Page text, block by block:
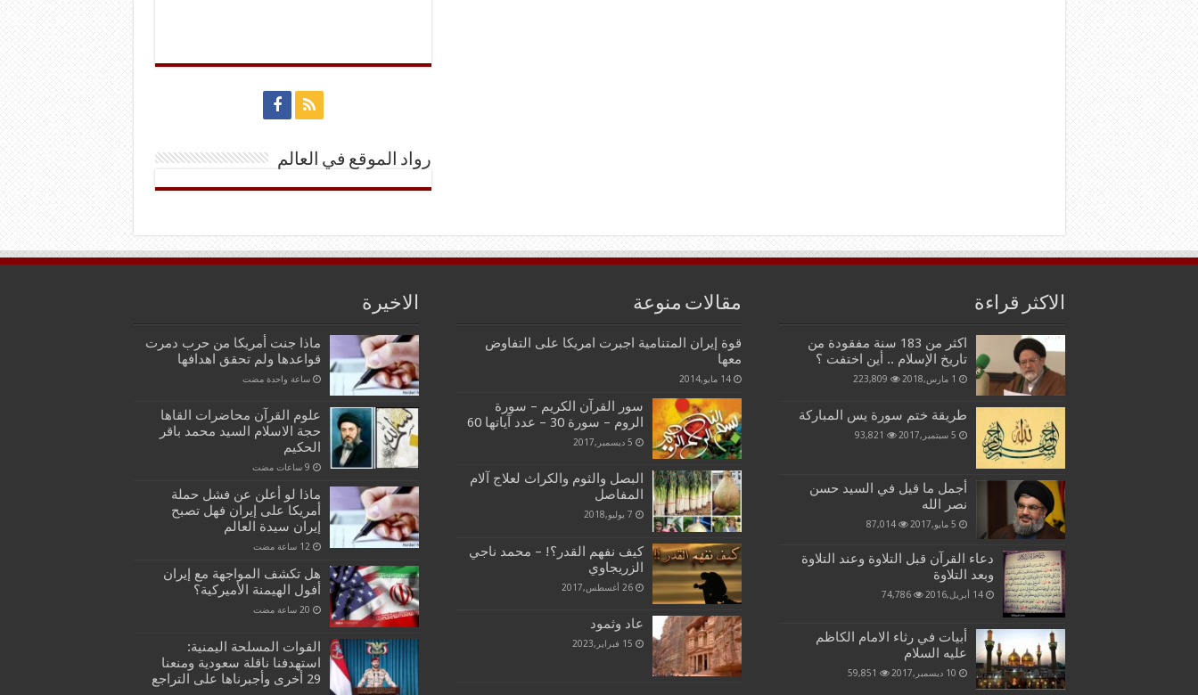
رواد الموقع في العالم
الاكثر قراءة
اكثر من 183 سنة مفقودة من
تاريخ الإسلام .. أين اختفت ؟
1 مارس,2018 223,809
طريقة ختم سورة يس المباركة
5 سبتمبر,2017 93,821
أجمل ما قيل في السيد حسن
نصر الله
5 مايو,2017 87,014
دعاء القرآن قبل التلاوة وعند التلاوة
وبعد التلاوة
14 أبريل,2016 74,786
أبيات في رثاء الامام الكاظم
عليه السلام
10 ديسمبر,2017 59,851
مقالات منوعة
قوة إيران المتنامية اجبرت امريكا على التفاوض
معها
14 مايو,2014
سور القرآن الكريم – سورة
الروم – سورة 30 – عدد آياتها 60
5 ديسمبر,2017
البصل والثوم والكراث لعلاج آلام
المفاصل
7 يوليو,2018
كيف نفهم القدر؟! – محمد ناجي
الزريجاوي
26 أغسطس,2017
عاد وثمود
15 فبراير,2023
الاخيرة
ماذا جنت أمريكا من حرب دمرت
قواعدها ولم تحقق اهدافها
‏ساعة واحدة مضت
علوم القرآن محاضرات القاها
حجة الاسلام السيد محمد باقر
الحكيم
ماذا لو أعلن عن فشل حملة
أمريكا على إيران فهل تصبح
إيران سيدة العالم
هل تكشف المواجهة مع إيران
أفول الهيمنة الأميركية؟
القوات المسلحة اليمنية:
استهدفنا ناقلة سعودية ومنعنا
29 أخرى وأجبرناها على التراجع